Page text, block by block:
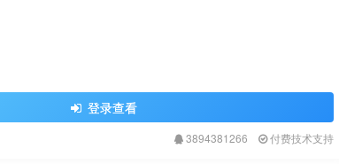
登录查看
3894381266 付费技术支持